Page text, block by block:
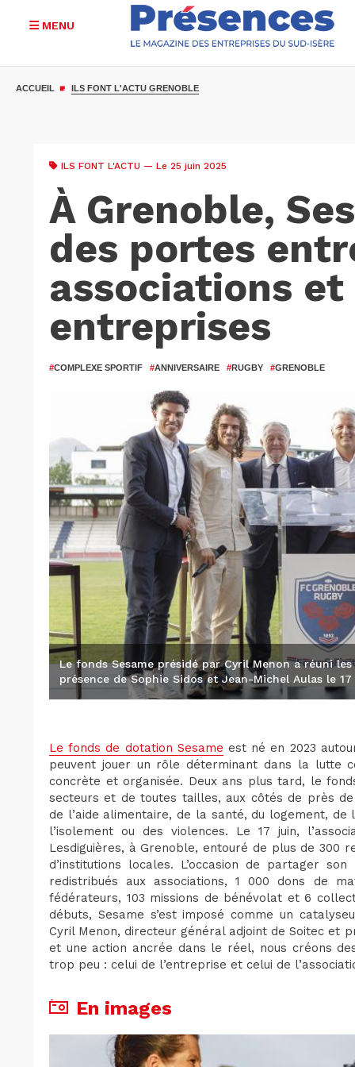
MENU
ACCUEIL ILS FONT L'ACTU GRENOBLE
ILS FONT L'ACTU — Le 25 juin 2025
À Grenoble,
des portes
associations et
entreprises
#COMPLEXE SPORTIF #ANNIVERSAIRE #RUGBY #GRENOBLE
Le fonds Sesame présidé par Cyril Menon a réuni
présence de Sophie Sidos et Jean-Michel Aulas le
Le fonds de dotation Sesame est né en 2023
peuvent jouer un rôle déterminant dans la lutte
concrète et organisée. Deux ans plus tard, le
secteurs et de toutes tailles, aux côtés de près
de l’aide alimentaire, de la santé, du logement,
l’isolement ou des violences. Le 17 juin,
Lesdiguières, à Grenoble, entouré de plus de 300
d’institutions locales. L’occasion de partager
redistribués aux associations, 1 000 dons de
fédérateurs, 103 missions de bénévolat et 6
débuts, Sesame s’est imposé comme un
Cyril Menon, directeur général adjoint de Soitec et
et une action ancrée dans le réel, nous créons
trop peu : celui de l’entreprise et celui de
En images